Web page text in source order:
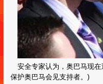
安全专家认为，奥巴马现在
保护奥巴马会见支持者。)